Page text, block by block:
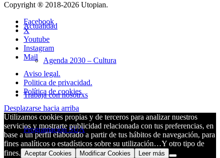
Actualidad
Agenda 2030 – Cultura
Trabaja con nosotrxs
Programación SUA
Copyright ® 2018-2026 Utopian.
Facebook
X
Youtube
Instagram
Mail
Aviso legal.
Politica de privacidad.
Política de cookies
Desplazarse hacia arriba
Utilizamos cookies propias y de terceros para analizar nuestros
servicios y mostrarte publicidad relacionada con tus preferencias, en
base a un perfil elaborado a partir de tus hábitos de navegación, para
fines analíticos o estadísticos sobre su utilización…Y otro tipo de
fines. Aceptar Cookies Modificar Cookies Leer más